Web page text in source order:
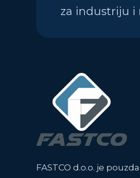
za industriju i
FASTCO d.o.o. je